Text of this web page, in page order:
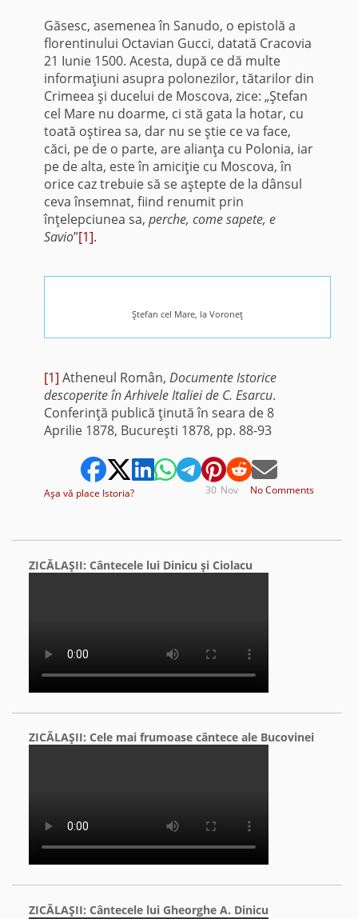
Găsesc, asemenea în Sanudo, o epistolă a
flo­rentinului Octavian Gucci, datată Cracovia
21 Iunie 1500. Acesta, după ce dă multe
informaţiuni asupra polonezilor, tătarilor din
Crimeea şi du­celui de Moscova, zice: „Ştefan
cel Mare nu doarme, ci stă gata la hotar, cu
toată oştirea sa, dar nu se ştie ce va face,
căci, pe de o parte, are alianţa cu Polonia, iar
pe de alta, este în amiciţie cu Moscova, în
orice caz trebuie să se aştepte de la dânsul
ceva însemnat, fiind renumit prin
înţelepciunea sa, perche, come sapete, e
Savio”[1].
Ştefan cel Mare, la Voroneţ
[1] Atheneul Român, Documente Istorice
descoperite în Arhivele Italiei de C. Esarcu.
Conferinţă publică ţinută în seara de 8
Aprilie 1878, Bucureşti 1878, pp. 88-93
Aşa vă place Istoria? No Comments
Nov
30
ZICĂLAŞII: Cântecele lui Dinicu şi Ciolacu
ZICĂLAŞII: Cele mai frumoase cântece ale Bucovinei
ZICĂLAŞII: Cântecele lui Gheorghe A. Dinicu